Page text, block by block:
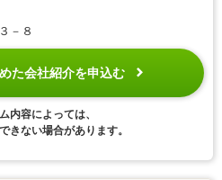
－８
た会社紹介を申込む
内容によっては、
きない場合があります。